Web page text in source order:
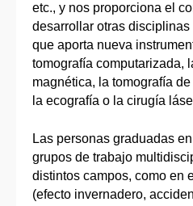
etc., y nos proporciona el
desarrollar otras
que aporta nueva
tomografía computarizada,
magnética, la tomografía
la ecografía o la cirugía
Las personas graduadas
grupos de trabajo
distintos campos, como en
(efecto invernadero,